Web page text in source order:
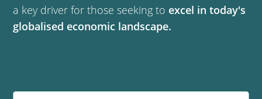
a key driver for those seeking to excel in today's
globalised economic landscape.